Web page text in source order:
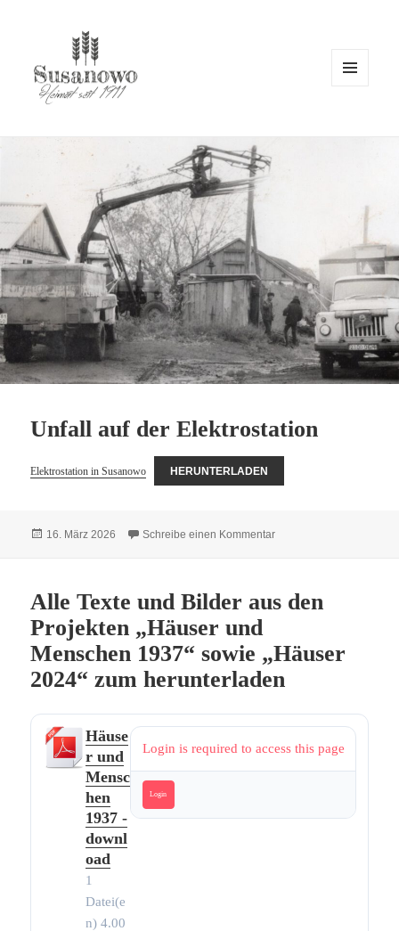
Unfall auf der Elektrostation
Elektrostation in Susanowo HERUNTERLADEN
Veröffentlicht
16. März 2026 Schreibe einen Kommentarzu Unfall auf der
Alle Texte und Bilder aus den
Projekten „Häuser und
Menschen 1937“ sowie „Häuser
2024“ zum herunterladen
Häuse
r und
Mensc
hen
1937 -
downl
oad
1
Datei(e
n) 4.00
Login is required to access this page
Login